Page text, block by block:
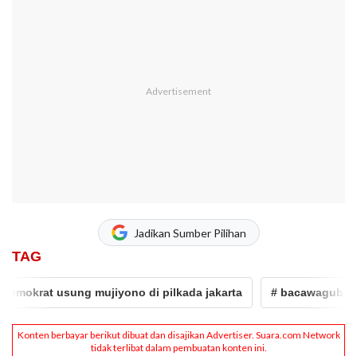
Jadikan Sumber Pilihan
TAG
usung mujiyono di pilkada jakarta # bacawagub